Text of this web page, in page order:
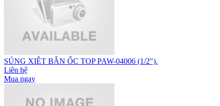
SÚNG XIÊT BẮN ỐC TOP PAW-04006 (1/2").
Liên hệ
Mua ngay